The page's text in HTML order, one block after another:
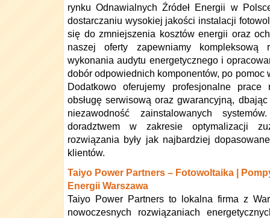
rynku Odnawialnych Źródeł Energii w
dostarczaniu wysokiej jakości instalacji
się do zmniejszenia kosztów energii oraz
naszej oferty zapewniamy
wykonania audytu energetycznego i
dobór odpowiednich komponentów, po pomoc
Dodatkowo oferujemy profesjonalne prace
obsługę serwisową oraz gwarancyjną, dbając
niezawodność zainstalowanych
doradztwem w zakresie optymalizacji
rozwiązania były jak najbardziej
klientów.
Taiyo Power Partners – Fotowoltaika |
Energii Warszawa
Taiyo Power Partners to lokalna firma z
nowoczesnych rozwiązaniach